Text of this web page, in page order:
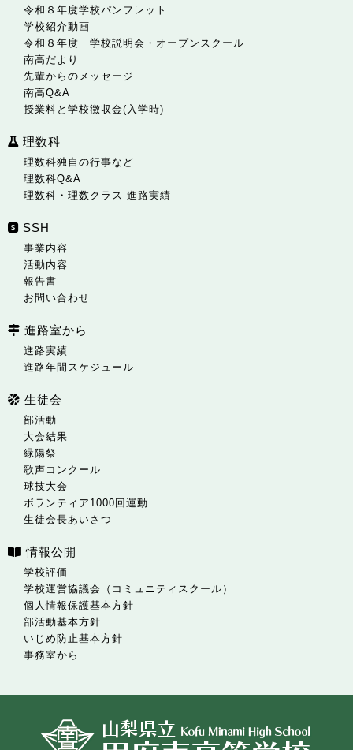
令和８年度学校パンフレット
学校紹介動画
令和８年度 学校説明会・オープンスクール
南高だより
先輩からのメッセージ
南高Q&A
授業料と学校徴収金(入学時)
理数科
理数科独自の行事など
理数科Q&A
理数科・理数クラス 進路実績
SSH
事業内容
活動内容
報告書
お問い合わせ
進路室から
進路実績
進路年間スケジュール
生徒会
部活動
大会結果
緑陽祭
歌声コンクール
球技大会
ボランティア1000回運動
生徒会長あいさつ
情報公開
学校評価
学校運営協議会（コミュニティスクール）
個人情報保護基本方針
部活動基本方針
いじめ防止基本方針
事務室から